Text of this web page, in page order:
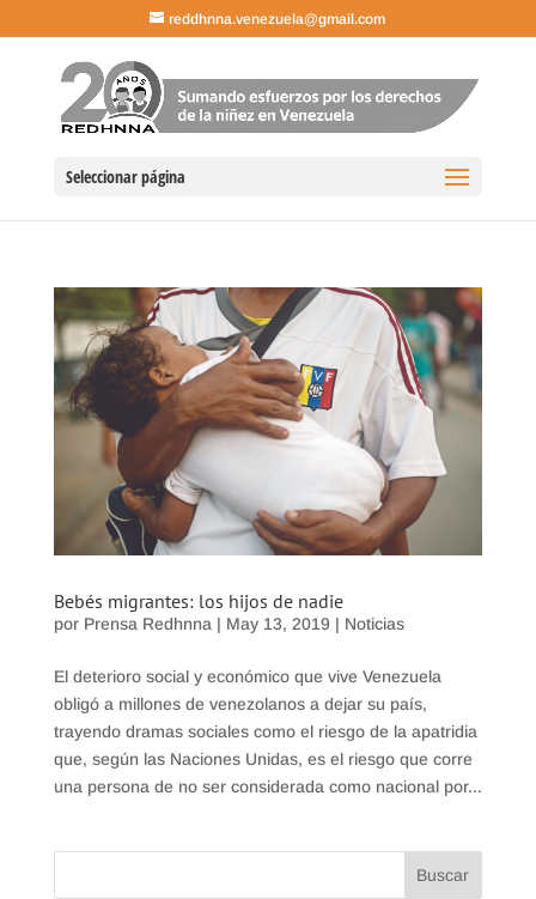
reddhnna.venezuela@gmail.com
Seleccionar página
Bebés migrantes: los hijos de nadie
por Prensa Redhnna | May 13, 2019 | Noticias
El deterioro social y económico que vive Venezuela
obligó a millones de venezolanos a dejar su país,
trayendo dramas sociales como el riesgo de la apatridia
que, según las Naciones Unidas, es el riesgo que corre
una persona de no ser considerada como nacional por...